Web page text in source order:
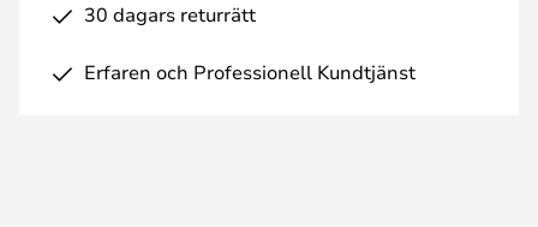
30 dagars returrätt
Erfaren och Professionell Kundtjänst